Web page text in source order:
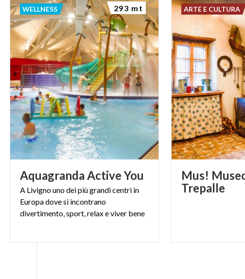
Aquagranda Active You
A Livigno uno dei più grandi centri in
Europa dove si incontrano
divertimento, sport, relax e viver bene
WELLNESS 293 mt
Mus!
Trepalle
ARTE E CULTURA